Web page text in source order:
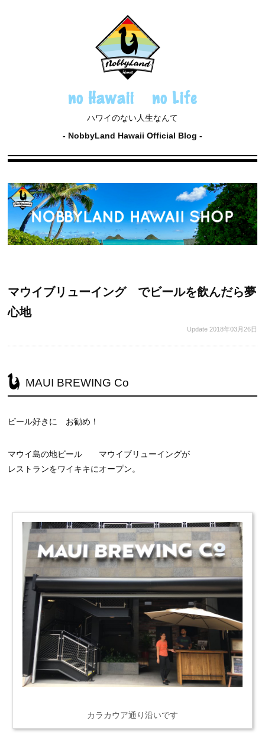
no Hawaii no Life
ハワイのない人生なんて
NobbyLand Hawaii Official Blog
マウイブリューイング でビールを飲んだら夢
心地
Update 2018年03月26日
MAUI BREWING Co
ビール好きに お勧め！
マウイ島の地ビール マウイブリューイングが
レストランをワイキキにオープン。
カラカウア通り沿いです